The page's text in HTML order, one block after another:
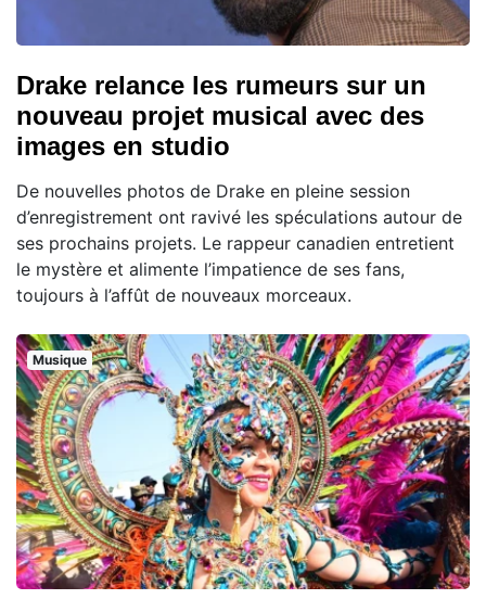
Drake relance les rumeurs sur un
nouveau projet musical avec des
images en studio
De nouvelles photos de Drake en pleine session
d’enregistrement ont ravivé les spéculations autour de
ses prochains projets. Le rappeur canadien entretient
le mystère et alimente l’impatience de ses fans,
toujours à l’affût de nouveaux morceaux.
Musique